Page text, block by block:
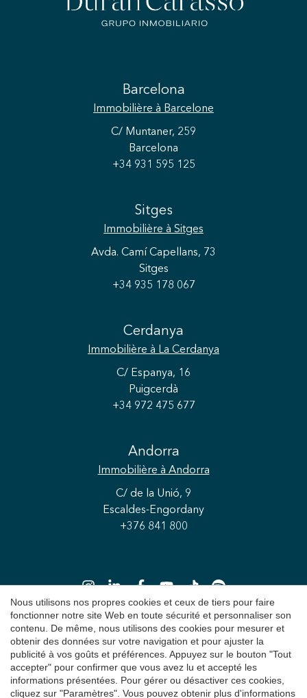
Barcelona
Immobilière à Barcelone
C/ Muntaner, 259
Barcelona
+34 931 595 125
Sitges
Immobilière à Sitges
Avda. Camí Capellans, 73
Sitges
+34 935 178 067
Cerdanya
Immobilière à La Cerdanya
C/ Espanya, 16
Puigcerdà
+34 972 475 677
Andorra
Immobilière à Andorra
C/ de la Unió, 9
Escaldes-Engordany
+376 841 800
Copyright 2026 © Durán Carasso
Avis juridique
Politique de Confidentialité
Nous utilisons nos propres cookies et ceux de tiers pour faire
fonctionner notre site Web en toute sécurité et personnaliser son
contenu. De même, nous utilisons des cookies pour mesurer et
obtenir des données sur votre navigation et pour ajuster la
publicité à vos goûts et préférences. Appuyez sur le bouton "Tout
accepter" pour confirmer que vous avez lu et accepté les
informations présentées. Pour gérer ou désactiver ces cookies,
cliquez sur "Paramètres". Vous pouvez obtenir plus d'informations